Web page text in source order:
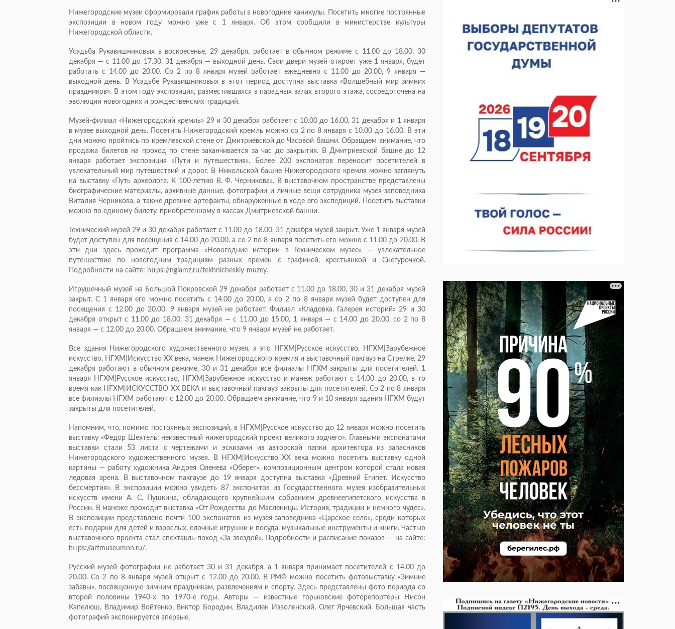
Нижегородские музеи сформировали график работы в новогодние каникулы. Посетить многие постоянные
экспозиции в новом году можно уже с 1 января. Об этом сообщили в министерстве культуры
Нижегородской области.
Усадьба Рукавишниковых в воскресенье, 29 декабря, работает в обычном режиме с 11.00 до 18.00, 30
декабря — с 11.00 до 17.30, 31 декабря — выходной день. Свои двери музей откроет уже 1 января, будет
работать с 14.00 до 20.00. Со 2 по 8 января музей работает ежедневно с 11.00 до 20.00, 9 января —
выходной день. В Усадьбе Рукавишниковых в этот период доступна выставка «Волшебный мир зимних
праздников». В этом году экспозиция, разместившаяся в парадных залах второго этажа, сосредоточена на
эволюции новогодних и рождественских традиций.
Музей-филиал «Нижегородский кремль» 29 и 30 декабря работает с 10.00 до 16.00, 31 декабря и 1 января
в музее выходной день. Посетить Нижегородский кремль можно со 2 по 8 января с 10.00 до 16.00. В эти
дни можно пройтись по кремлевской стене от Дмитриевской до Часовой башни. Обращаем внимание, что
продажа билетов на проход по стене заканчивается за час до закрытия. В Дмитриевской башне до 12
января работает экспозиция «Пути и путешествия». Более 200 экспонатов переносит посетителей в
увлекательный мир путешествий и дорог. В Никольской башне Нижегородского кремля можно заглянуть
на выставку «Путь археолога. К 100-летию В. Ф. Черникова». В выставочном пространстве представлены
биографические материалы, архивные данные, фотографии и личные вещи сотрудника музея-заповедника
Виталия Черникова, а также древние артефакты, обнаруженные в ходе его экспедиций. Посетить выставки
можно по единому билету, приобретенному в кассах Дмитриевской башни.
Технический музей 29 и 30 декабря работает с 11.00 до 18.00, 31 декабря музей закрыт. Уже 1 января музей
будет доступен для посещения с 14.00 до 20.00, а со 2 по 8 января посетить его можно с 11.00 до 20.00. В
эти дни здесь проходит программа «Новогодние истории в Техническом музее» — увлекательное
путешествие по новогодним традициям разных времен с графиней, крестьянкой и Снегурочкой.
Подробности на сайте: https://ngiamz.ru/tekhnicheskiy-muzey.
Игрушечный музей на Большой Покровской 29 декабря работает с 11.00 до 18.00, 30 и 31 декабря музей
закрыт. С 1 января его можно посетить с 14.00 до 20.00, а со 2 по 8 января музей будет доступен для
посещения с 12.00 до 20.00. 9 января музей не работает. Филиал «Кладовка. Галерея историй» 29 и 30
декабря открыт с 11.00 до 18.00, 31 декабря — с 11.00 до 15.00, 1 января — с 14.00 до 20.00, со 2 по 8
января — с 12.00 до 20.00. Обращаем внимание, что 9 января музей не работает.
Все здания Нижегородского художественного музея, а это НГХМ|Русское искусство, НГХМ|Зарубежное
искусство, НГХМ|Искусство XX века, манеж Нижегородского кремля и выставочный пакгауз на Стрелке, 29
декабря работают в обычном режиме, 30 и 31 декабря все филиалы НГХМ закрыты для посетителей. 1
января НГХМ|Русское искусство, НГХМ|Зарубежное искусство и манеж работают с 14.00 до 20.00, в то
время как НГХМ|ИСКУССТВО XX ВЕКА и выставочный пакгауз закрыты для посетителей. Со 2 по 8 января
все филиалы НГХМ работают с 12.00 до 20.00. Обращаем внимание, что 9 и 10 января здания НГХМ будут
закрыты для посетителей.
Напомним, что, помимо постоянных экспозиций, в НГХМ|Русское искусство до 12 января можно посетить
выставку «Федор Шехтель: неизвестный нижегородский проект великого зодчего». Главными экспонатами
выставки стали 53 листа с чертежами и эскизами из авторской папки архитектора из запасников
Нижегородского художественного музея. В НГХМ|Искусство XX века можно посетить выставку одной
картины — работу художника Андрея Оленева «Оберег», композиционным центром которой стала новая
ледовая арена. В выставочном пакгаузе до 19 января доступна выставка «Древний Египет. Искусство
бессмертия». В экспозиции можно увидеть 87 экспонатов из Государственного музея изобразительных
искусств имени А. С. Пушкина, обладающего крупнейшим собранием древнеегипетского искусства в
России. В манеже проходит выставка «От Рождества до Масленицы. История, традиции и немного чудес».
В экспозиции представлено почти 100 экспонатов из музея-заповедника «Царское село», среди которых
есть подарки для детей и взрослых, елочные игрушки и посуда, музыкальные инструменты и книги. Частью
выставочного проекта стал спектакль-поход «За звездой». Подробности и расписание показов — на сайте:
https://artmuseumnn.ru/.
Русский музей фотографии не работает 30 и 31 декабря, а 1 января принимает посетителей с 14.00 до
20.00. Со 2 по 8 января музей открыт с 12.00 до 20.00. В РМФ можно посетить фотовыставку «Зимние
забавы», посвященную зимним праздникам, развлечениям и спорту. Здесь представлены фото периода со
второй половины 1940-х по 1970-е годы. Авторы — известные горьковские фоторепортеры Нисон
Капелюш, Владимир Войтенко, Виктор Бородин, Владилен Изволенский, Олег Ярчевский. Большая часть
фотографий экспонируется впервые.
06.08.2026 15:26
Видели ночь, бежали всю ночь... На
Нижневолжской набережной прошел необычный
06.08.2026 15:05
Нижегородские хирурги выполнили трансоральную
операцию на щитовидной железе
06.08.2026 15:03